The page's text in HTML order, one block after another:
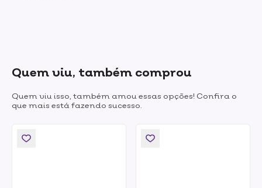
Quem viu, também comprou
Quem viu isso, também amou essas opções! Confira o
que mais está fazendo sucesso.